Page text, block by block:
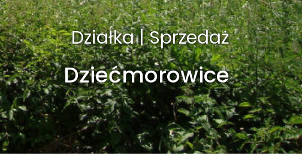
Działka | Sprzedaż
Dziećmorowice